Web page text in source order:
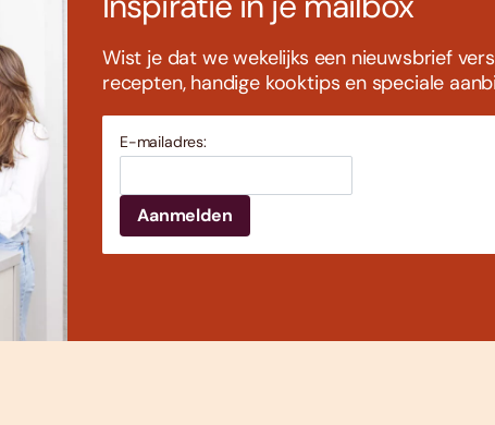
Wist je dat we wekelijks een nieuwsbrief
recepten, handige kooktips en speciale
E-mailadres: